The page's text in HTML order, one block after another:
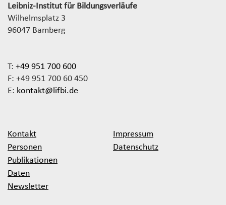
Leibniz-Institut für Bildungsverläufe
Wilhelmsplatz 3
96047 Bamberg
T: +49 951 700 600
F: +49 951 700 60 450
E: kontakt@lifbi.de
Kontakt
Personen
Publikationen
Daten
Newsletter
Impressum
Datenschutz